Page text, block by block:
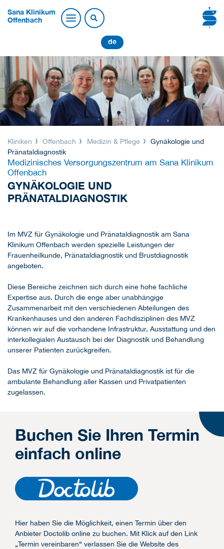
Sana Klinikum
Offenbach
de
Kliniken Offenbach Medizin & Pflege
Gynäkologie und
Pränataldiagnostik
Medizinisches Versorgungszentrum am Sana Klinikum
Offenbach
GYNÄKOLOGIE UND
PRÄNATALDIAGNOSTIK
Im MVZ für Gynäkologie und Pränataldiagnostik am Sana
Klinikum Offenbach werden spezielle Leistungen der
Frauenheilkunde, Pränataldiagnostik und Brustdiagnostik
angeboten.
Diese Bereiche zeichnen sich durch eine hohe fachliche
Expertise aus. Durch die enge aber unabhängige
Zusammenarbeit mit den verschiedenen Abteilungen des
Krankenhauses und den anderen Fachdisziplinen des MVZ
können wir auf die vorhandene Infrastruktur, Ausstattung und den
interkollegialen Austausch bei der Diagnostik und Behandlung
unserer Patienten zurückgreifen.
Das MVZ für Gynäkologie und Pränataldiagnostik ist für die
ambulante Behandlung aller Kassen und Privatpatienten
zugelassen.
Buchen Sie Ihren Termin
einfach online
Hier haben Sie die Möglichkeit, einen Termin über den
Anbieter Doctolib online zu buchen. Mit Klick auf den Link
„Termin vereinbaren“ verlassen Sie die Website des